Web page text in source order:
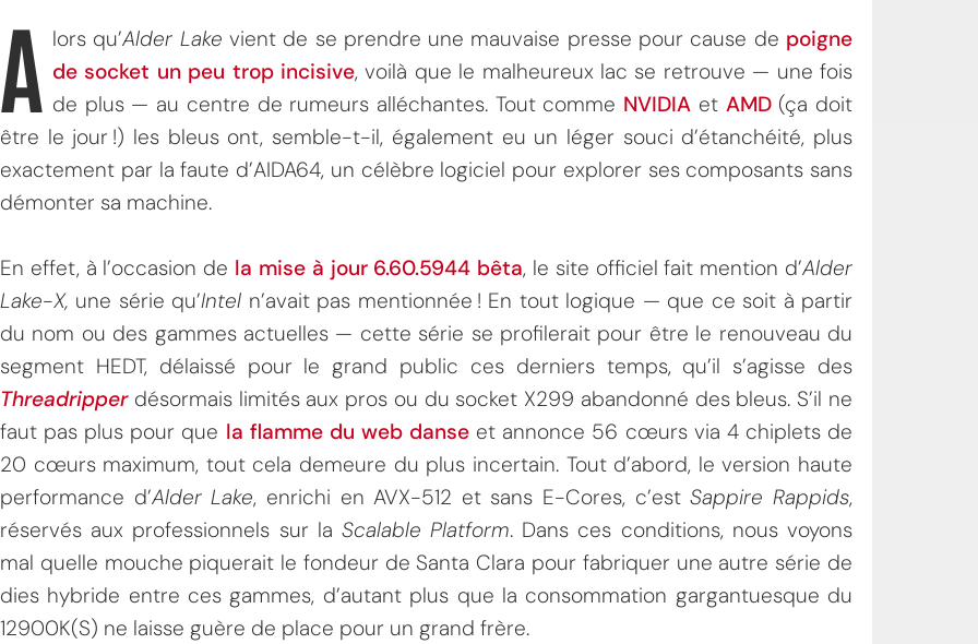
A lors qu’Alder Lake vient de se prendre une mauvaise presse pour cause de poigne
de socket un peu trop incisive, voilà que le malheureux lac se retrouve — une fois
de plus — au centre de rumeurs alléchantes. Tout comme NVIDIA et AMD(ça doit
être le jour !) les bleus ont, semble-t-il, également eu un léger souci d’étanchéité, plus
exactement par la faute d’AIDA64, un célèbre logiciel pour explorer ses composants sans
démonter sa machine.
En effet, à l’occasion de la mise à jour 6.60.5944 bêta, le site officiel fait mention d’Alder
Lake-X, une série qu’Intel n’avait pas mentionnée ! En tout logique — que ce soit à partir
du nom ou des gammes actuelles — cette série se profilerait pour être le renouveau du
segment HEDT, délaissé pour le grand public ces derniers temps, qu’il s’agisse des
Threadripperdésormais limités aux pros ou du socket X299 abandonné des bleus. S’il ne
faut pas plus pour que la flamme du web danse et annonce 56 cœurs via 4 chiplets de
20 cœurs maximum, tout cela demeure du plus incertain. Tout d’abord, le version haute
performance d’Alder Lake, enrichi en AVX-512 et sans E-Cores, c’estSappire Rappids,
réservés aux professionnels sur la Scalable Platform. Dans ces conditions, nous voyons
mal quelle mouche piquerait le fondeur de Santa Clara pour fabriquer une autre série de
dies hybride entre ces gammes, d’autant plus que la consommation gargantuesque du
12900K(S) ne laisse guère de place pour un grand frère.